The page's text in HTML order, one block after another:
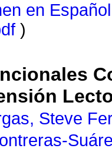
en Español
)
Steve